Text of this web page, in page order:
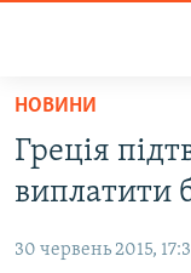
Перейти
основного
матеріалу
до
ВОДА.КРИМ
ПОЛІТИКА
НОВИНИ
Греція
виплатити
30 червень 2015,